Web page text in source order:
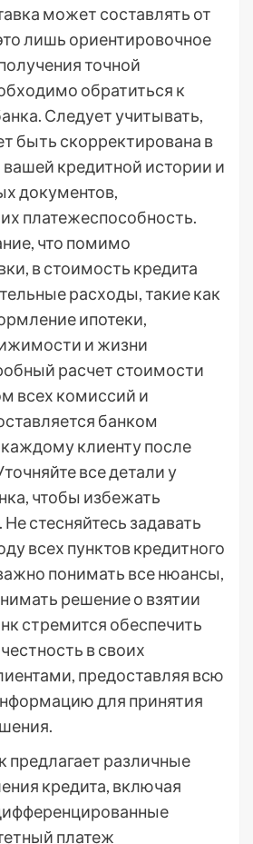
может составлять от
лишь ориентировочное
точной
обратиться к
Следует учитывать,
быть скорректирована в
кредитной истории и
документов,
платежеспособность.
что помимо
в стоимость кредита
расходы, такие как
ипотеки,
и жизни
расчет стоимости
всех комиссий и
банком
клиенту после
все детали у
чтобы избежать
стесняйтесь задавать
всех пунктов кредитного
понимать все нюансы,
решение о взятии
стремится обеспечить
в своих
предоставляя всю
для принятия
предлагает различные
кредита, включая
платеж